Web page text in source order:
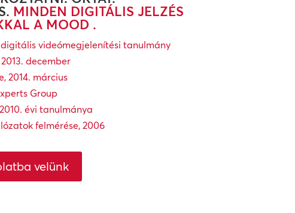
MINDEN DIGITÁLIS JELZÉS
A MOOD .
digitális videómegjelenítési tanulmány
december
2014. március
Group
évi tanulmánya
felmérése, 2006
velünk